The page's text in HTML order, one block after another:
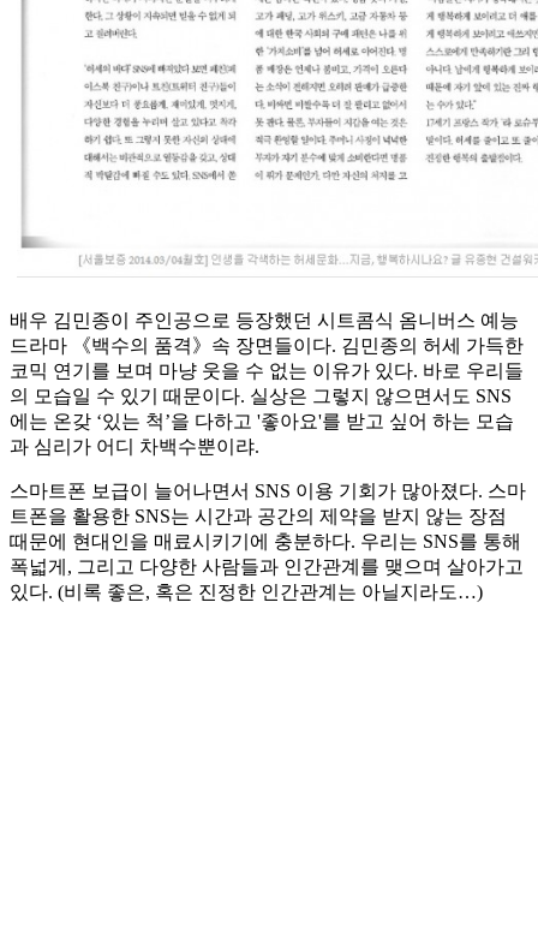
배우 김민종이 주인공으로 등장했던 시트콤식 옴니버스 예능
드라마 《백수의 품격》속 장면들이다. 김민종의 허세 가득한
코믹 연기를 보며 마냥 웃을 수 없는 이유가 있다. 바로 우리들
의 모습일 수 있기 때문이다. 실상은 그렇지 않으면서도 SNS
에는 온갖 ‘있는 척’을 다하고 '좋아요'를 받고 싶어 하는 모습
과 심리가 어디 차백수뿐이랴.
스마트폰 보급이 늘어나면서 SNS 이용 기회가 많아졌다. 스마
트폰을 활용한 SNS는 시간과 공간의 제약을 받지 않는 장점
때문에 현대인을 매료시키기에 충분하다. 우리는 SNS를 통해
폭넓게, 그리고 다양한 사람들과 인간관계를 맺으며 살아가고
있다. (비록 좋은, 혹은 진정한 인간관계는 아닐지라도…)